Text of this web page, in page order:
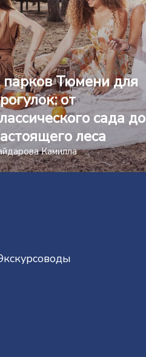
парков Тюмени для
от
сада до
леса
Камилла